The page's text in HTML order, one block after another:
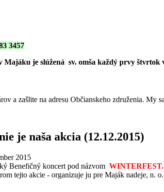
3457
Majáku je slúžená sv. omša každý prvy štvrtok
a zašlite na adresu Občianskeho združenia. My
je naša akcia (12.12.2015)
2015
Benefičný koncert pod názvom WINTERFEST.
tejto akcie - organizuje ju pre Maják nadeje, n.